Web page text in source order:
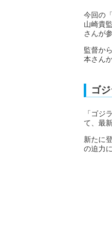
今回の
山崎貴
さんが
監督か
本さん
ゴ
「ゴジ
て、最
新たに
の迫力